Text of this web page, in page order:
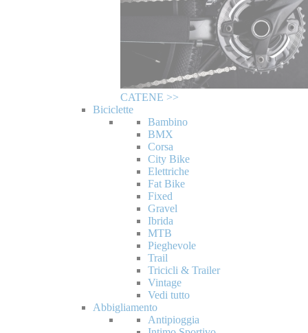
CATENE >>
Biciclette
Bambino
BMX
Corsa
City Bike
Elettriche
Fat Bike
Fixed
Gravel
Ibrida
MTB
Pieghevole
Trail
Tricicli & Trailer
Vintage
Vedi tutto
Abbigliamento
Antipioggia